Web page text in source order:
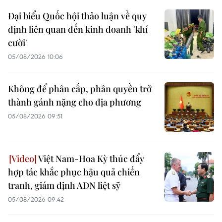
Đại biểu Quốc hội thảo luận về quy
định liên quan đến kinh doanh 'khí
cười'
05/08/2026 10:06
Không để phân cấp, phân quyền trở
thành gánh nặng cho địa phương
05/08/2026 09:51
Việt Nam-Hoa Kỳ thúc đẩy
hợp tác khắc phục hậu quả chiến
tranh, giám định ADN liệt sỹ
05/08/2026 09:42